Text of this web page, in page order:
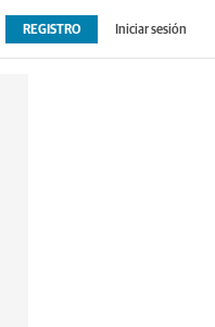
REGISTRO Iniciar sesión